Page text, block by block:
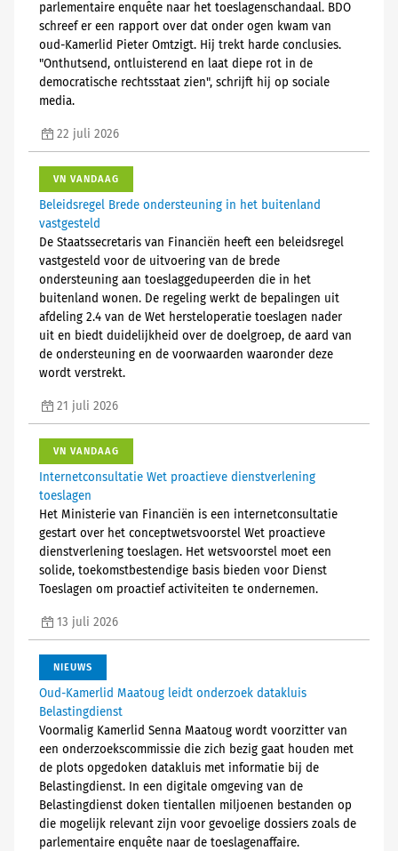
parlementaire enquête naar het toeslagenschandaal. BDO
schreef er een rapport over dat onder ogen kwam van
oud-Kamerlid Pieter Omtzigt. Hij trekt harde conclusies.
"Onthutsend, ontluisterend en laat diepe rot in de
democratische rechtsstaat zien", schrijft hij op sociale
media.
22 juli 2026
VN VANDAAG
Beleidsregel Brede ondersteuning in het buitenland
vastgesteld
De Staatssecretaris van Financiën heeft een beleidsregel
vastgesteld voor de uitvoering van de brede
ondersteuning aan toeslaggedupeerden die in het
buitenland wonen. De regeling werkt de bepalingen uit
afdeling 2.4 van de Wet hersteloperatie toeslagen nader
uit en biedt duidelijkheid over de doelgroep, de aard van
de ondersteuning en de voorwaarden waaronder deze
wordt verstrekt.
21 juli 2026
VN VANDAAG
Internetconsultatie Wet proactieve dienstverlening
toeslagen
Het Ministerie van Financiën is een internetconsultatie
gestart over het conceptwetsvoorstel Wet proactieve
dienstverlening toeslagen. Het wetsvoorstel moet een
solide, toekomstbestendige basis bieden voor Dienst
Toeslagen om proactief activiteiten te ondernemen.
13 juli 2026
NIEUWS
Oud-Kamerlid Maatoug leidt onderzoek datakluis
Belastingdienst
Voormalig Kamerlid Senna Maatoug wordt voorzitter van
een onderzoekscommissie die zich bezig gaat houden met
de plots opgedoken datakluis met informatie bij de
Belastingdienst. In een digitale omgeving van de
Belastingdienst doken tientallen miljoenen bestanden op
die mogelijk relevant zijn voor gevoelige dossiers zoals de
parlementaire enquête naar de toeslagenaffaire.